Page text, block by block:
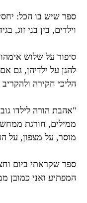
ספר שיש בו הכל:
וילדים, בין בני זוג,
סיפור על שלוש
להגן על ילדיהן, גם
הליכי חקירה
"אהבת הורה לילדו
ממילים, חורגת
מוסר, על מצפון, על
ספר שקראתי ביום
המפתיע ואני כמובן